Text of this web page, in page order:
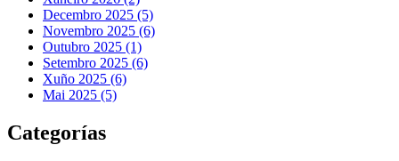
Decembro 2025 (5)
Novembro 2025 (6)
Outubro 2025 (1)
Setembro 2025 (6)
Xuño 2025 (6)
Mai 2025 (5)
Categorías